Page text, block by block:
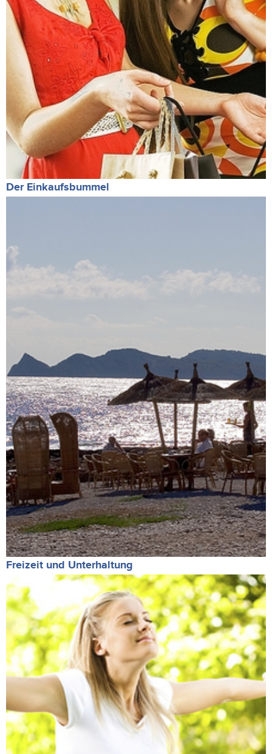
Der Einkaufsbummel
Freizeit und Unterhaltung